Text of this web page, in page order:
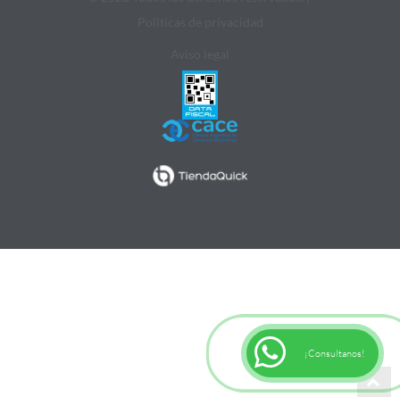
¡Consultanos!